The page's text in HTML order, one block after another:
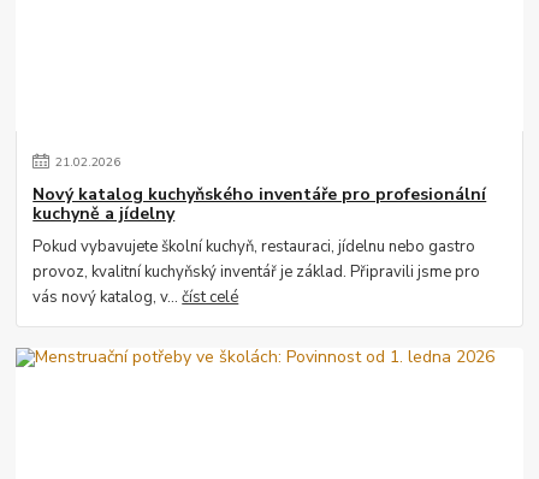
21.02.2026
Nový katalog kuchyňského inventáře pro profesionální
kuchyně a jídelny
Pokud vybavujete školní kuchyň, restauraci, jídelnu nebo gastro
provoz, kvalitní kuchyňský inventář je základ. Připravili jsme pro
vás nový katalog, v...číst celé